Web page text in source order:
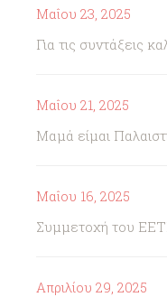
Μαΐου 23, 2025
Για τις συντάξεις
Μαΐου 21, 2025
Μαμά είμαι
Μαΐου 16, 2025
Συμμετοχή του
Απριλίου 29, 2025